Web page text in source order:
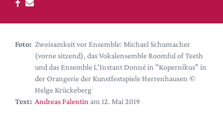
DdB-map
Premierensuche
Festival-Planer
Hefte
Alle Hefte
Foto: Zweisamkeit vor Ensemble: Michael Schumacher
(vorne sitzend), das Vokalensemble Roomful of Teeth
und das Ensemble L'Instant Donné in "Kopernikus" in
der Orangerie der Kunstfestspiele Herrenhausen ©
Helge Krückeberg
Text: Andreas Falentin am 12. Mai 2019